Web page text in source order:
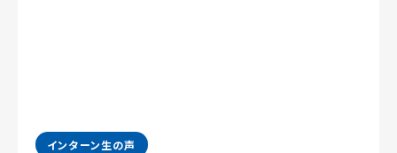
インターン生の声